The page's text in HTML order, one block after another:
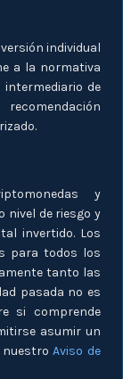
individual
a la normativa
intermediario de
y
nivel de riesgo y
invertido. Los
para todos los
tanto las
pasada no es
si comprende
asumir un
nuestroAviso de